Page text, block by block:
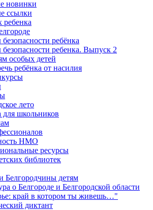
новинки
ссылки
ребенка
ребёнка
ребенка. Выпуск 2
особых детей
ребёнка от насилия
лето
для школьников
НМО
ресурсы
библиотек
Белгородчины детям
о Белгороде и Белгородской области
край в котором ты живешь…"
диктант